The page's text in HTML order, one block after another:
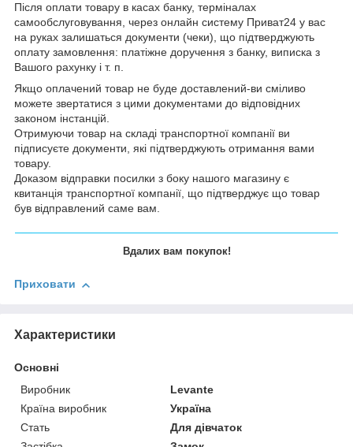
Після оплати товару в касах банку, терміналах
самообслуговування, через онлайн систему Приват24 у вас
на руках залишаться документи (чеки), що підтверджують
оплату замовлення: платіжне доручення з банку, виписка з
Вашого рахунку і т. п.
Якщо оплачений товар не буде доставлений-ви сміливо
можете звертатися з цими документами до відповідних
законом інстанцій.
Отримуючи товар на складі транспортної компанії ви
підписуєте документи, які підтверджують отримання вами
товару.
Доказом відправки посилки з боку нашого магазину є
квитанція транспортної компанії, що підтверджує що товар
був відправлений саме вам.
Вдалих вам покупок!
Приховати
Характеристики
Основні
Виробник
Levante
Країна виробник
Україна
Стать
Для дівчаток